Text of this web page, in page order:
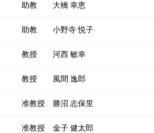
助教 大橋 幸恵
助教 小野寺 悦子
教授 河西 敏幸
教授 風間 逸郎
准教授 勝沼 志保里
准教授 金子 健太郎